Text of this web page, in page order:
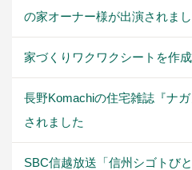
の家オーナー様が出演されま
家づくりワクワクシートを作成
長野Komachiの住宅雑誌『ナ
されました
SBC信越放送「信州シゴトび